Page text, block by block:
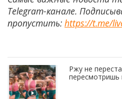
Telegram-канале.
пропустить: https://t.me/
Ржу не
пересмотришь